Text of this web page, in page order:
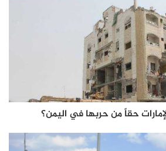
حقاً من حربها في اليمن؟